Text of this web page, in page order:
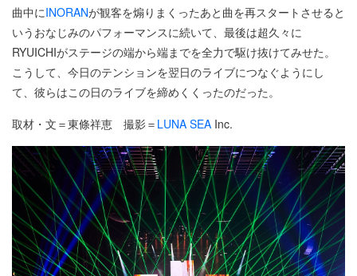
曲中にINORANが観客を煽りまくったあと曲を再スタートさせると
いうおなじみのパフォーマンスに続いて、最後は超久々に
RYUICHIがステージの端から端までを全力で駆け抜けてみせた。
こうして、今日のテンションを翌日のライブにつなぐようにし
て、彼らはこの日のライブを締めくくったのだった。
取材・文＝東條祥恵 撮影＝ LUNA SEA Inc.